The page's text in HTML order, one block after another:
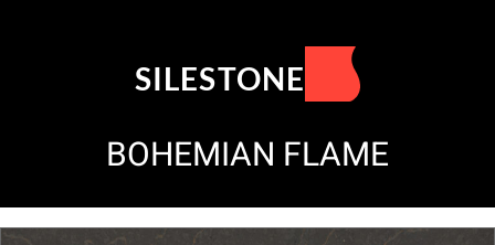
SILESTONE
BOHEMIAN FLAME